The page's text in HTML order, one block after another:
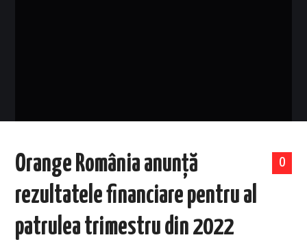
0
Orange România anunță
rezultatele financiare pentru al
patrulea trimestru din 2022